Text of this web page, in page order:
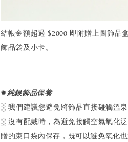
結帳金額超過 $2000 即附贈上圖飾品
飾品袋及小卡。
✹純銀飾品保養
░ 我們建議您避免將飾品直接碰觸溫
░ 沒有配戴時，為避免接觸空氣氧化
贈的束口袋內保存，既可以避免氧化